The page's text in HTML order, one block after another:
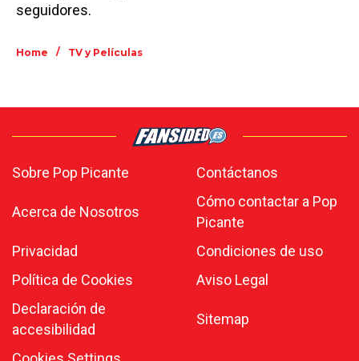
seguidores.
Home / TV y Películas
Sobre Pop Picante Contáctanos
Acerca de Nosotros
Cómo contactar a Pop
Picante
Privacidad
Condiciones de uso
Política de Cookies
Aviso Legal
Declaración de
accesibilidad
Sitemap